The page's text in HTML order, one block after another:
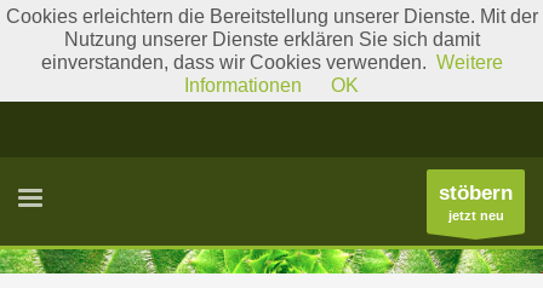
Literatur Gattungslisten
stöbern
jetzt neu
Cookies erleichtern die Bereitstellung unserer Dienste. Mit der
Nutzung unserer Dienste erklären Sie sich damit
einverstanden, dass wir Cookies verwenden. Weitere
Informationen
OK